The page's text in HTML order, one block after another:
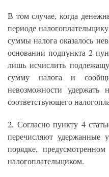
В том случае, когда
периоде
суммы налога оказалось
основании подпункта 2
лишь исчислить
сумму налога и
невозможности удержать
соответствующего
2. Согласно пункту 4
перечисляют удержанные
порядке,
налогоплательщиком.